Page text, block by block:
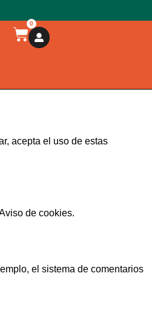
0
acepta el uso de estas
de cookies.
el sistema de comentarios